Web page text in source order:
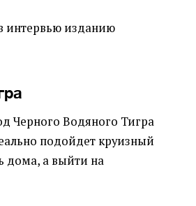
интервью изданию
Черного Водяного Тигра
подойдет круизный
дома, а выйти на